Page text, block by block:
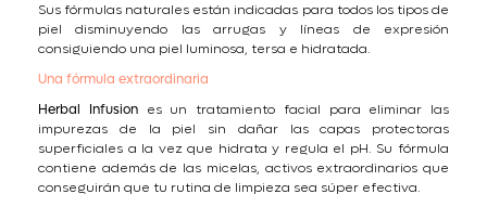
Sus fórmulas naturales están indicadas para todos los tipos de
piel disminuyendo las arrugas y líneas de expresión
consiguiendo una piel luminosa, tersa e hidratada.
Una fórmula extraordinaria
Herbal Infusiones un tratamiento facial para eliminar las
impurezas de la piel sin dañar las capas protectoras
superficiales a la vez que hidrata y regula el pH. Su fórmula
contiene además de las micelas, activos extraordinarios que
conseguirán que tu rutina de limpieza sea súper efectiva.